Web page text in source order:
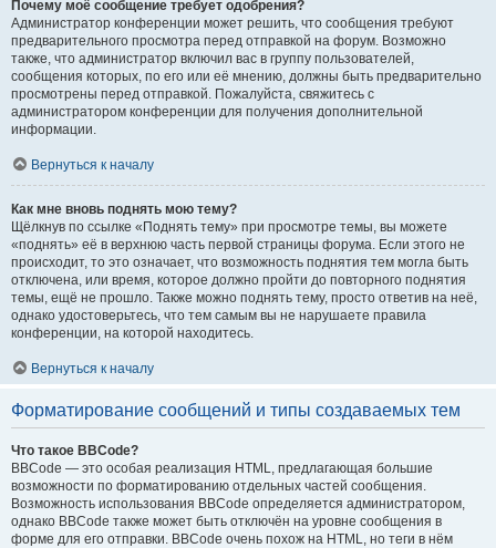
Почему моё сообщение требует одобрения?
Администратор конференции может решить, что сообщения требуют
предварительного просмотра перед отправкой на форум. Возможно
также, что администратор включил вас в группу пользователей,
сообщения которых, по его или её мнению, должны быть предварительно
просмотрены перед отправкой. Пожалуйста, свяжитесь с
администратором конференции для получения дополнительной
информации.
Вернуться к началу
Как мне вновь поднять мою тему?
Щёлкнув по ссылке «Поднять тему» при просмотре темы, вы можете
«поднять» её в верхнюю часть первой страницы форума. Если этого не
происходит, то это означает, что возможность поднятия тем могла быть
отключена, или время, которое должно пройти до повторного поднятия
темы, ещё не прошло. Также можно поднять тему, просто ответив на неё,
однако удостоверьтесь, что тем самым вы не нарушаете правила
конференции, на которой находитесь.
Вернуться к началу
Форматирование сообщений и типы создаваемых тем
Что такое BBCode?
BBCode — это особая реализация HTML, предлагающая большие
возможности по форматированию отдельных частей сообщения.
Возможность использования BBCode определяется администратором,
однако BBCode также может быть отключён на уровне сообщения в
форме для его отправки. BBCode очень похож на HTML, но теги в нём